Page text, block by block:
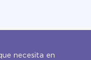
necesita en